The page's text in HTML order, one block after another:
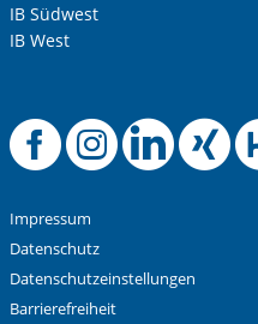
Alle Informationen zum
IB Südwest
IB West
Impressum
Datenschutz
Datenschutzeinstellungen
Barrierefreiheit